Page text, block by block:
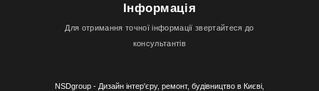
NSDgroup - Дизайн інтер'єру, ремонт, будівництво в Києві,
Інформація
Для отримання точної інформації звертайтеся до
консультантів